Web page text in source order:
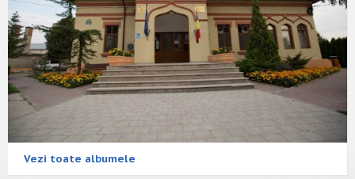
Vezi toate albumele